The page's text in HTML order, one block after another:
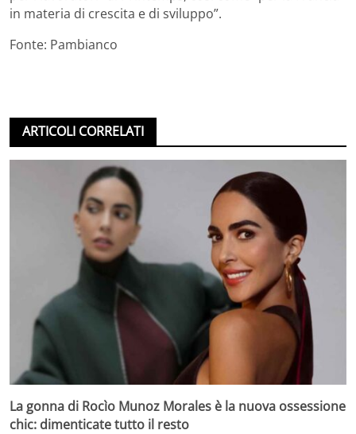
in materia di crescita e di sviluppo”.
Fonte: Pambianco
ARTICOLI CORRELATI
La gonna di Rocìo Munoz Morales è la nuova ossessione
chic: dimenticate tutto il resto